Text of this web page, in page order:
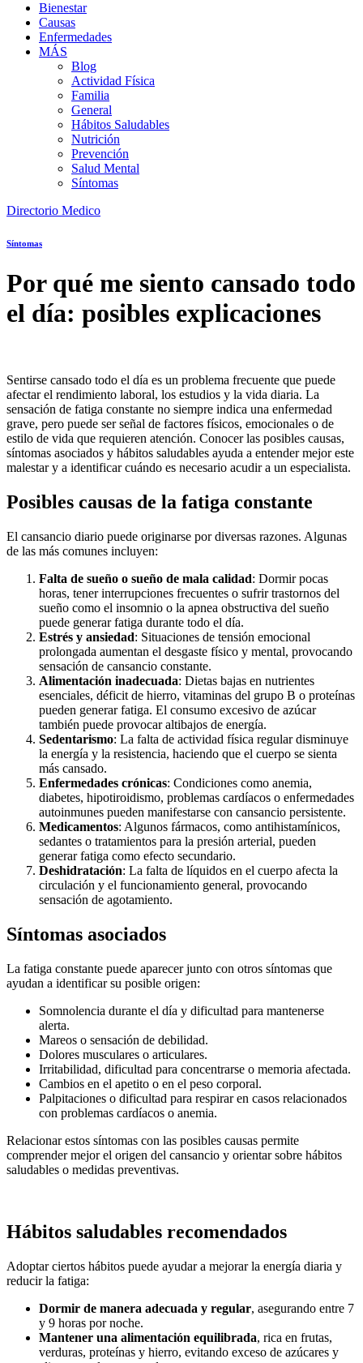
Bienestar
Causas
Enfermedades
MÁS
Blog
Actividad Física
Familia
General
Hábitos Saludables
Nutrición
Prevención
Salud Mental
Síntomas
Directorio Medico
Síntomas
Por qué me siento cansado todo
el día: posibles explicaciones
Sentirse cansado todo el día es un problema frecuente que puede
afectar el rendimiento laboral, los estudios y la vida diaria. La
sensación de fatiga constante no siempre indica una enfermedad
grave, pero puede ser señal de factores físicos, emocionales o de
estilo de vida que requieren atención. Conocer las posibles causas,
síntomas asociados y hábitos saludables ayuda a entender mejor este
malestar y a identificar cuándo es necesario acudir a un especialista.
Posibles causas de la fatiga constante
El cansancio diario puede originarse por diversas razones. Algunas
de las más comunes incluyen:
Falta de sueño o sueño de mala calidad: Dormir pocas
horas, tener interrupciones frecuentes o sufrir trastornos del
sueño como el insomnio o la apnea obstructiva del sueño
puede generar fatiga durante todo el día.
Estrés y ansiedad: Situaciones de tensión emocional
prolongada aumentan el desgaste físico y mental, provocando
sensación de cansancio constante.
Alimentación inadecuada: Dietas bajas en nutrientes
esenciales, déficit de hierro, vitaminas del grupo B o proteínas
pueden generar fatiga. El consumo excesivo de azúcar
también puede provocar altibajos de energía.
Sedentarismo: La falta de actividad física regular disminuye
la energía y la resistencia, haciendo que el cuerpo se sienta
más cansado.
Enfermedades crónicas: Condiciones como anemia,
diabetes, hipotiroidismo, problemas cardíacos o enfermedades
autoinmunes pueden manifestarse con cansancio persistente.
Medicamentos: Algunos fármacos, como antihistamínicos,
sedantes o tratamientos para la presión arterial, pueden
generar fatiga como efecto secundario.
Deshidratación: La falta de líquidos en el cuerpo afecta la
circulación y el funcionamiento general, provocando
sensación de agotamiento.
Síntomas asociados
La fatiga constante puede aparecer junto con otros síntomas que
ayudan a identificar su posible origen:
Somnolencia durante el día y dificultad para mantenerse
alerta.
Mareos o sensación de debilidad.
Dolores musculares o articulares.
Irritabilidad, dificultad para concentrarse o memoria afectada.
Cambios en el apetito o en el peso corporal.
Palpitaciones o dificultad para respirar en casos relacionados
con problemas cardíacos o anemia.
Relacionar estos síntomas con las posibles causas permite
comprender mejor el origen del cansancio y orientar sobre hábitos
saludables o medidas preventivas.
Hábitos saludables recomendados
Adoptar ciertos hábitos puede ayudar a mejorar la energía diaria y
reducir la fatiga:
Dormir de manera adecuada y regular, asegurando entre 7
y 9 horas por noche.
Mantener una alimentación equilibrada, rica en frutas,
verduras, proteínas y hierro, evitando exceso de azúcares y